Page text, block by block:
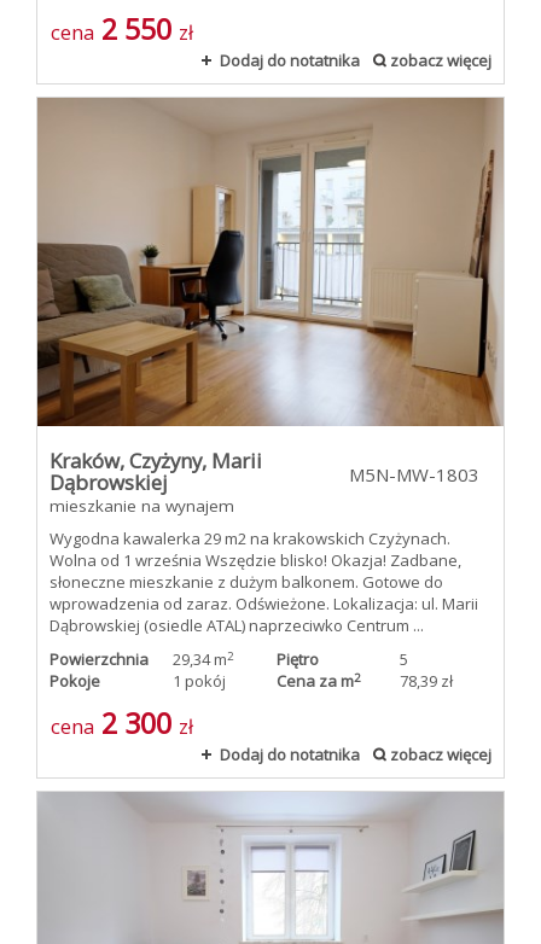
cena 2 550 zł
Dodaj do notatnika zobacz więcej
Kraków,Czyżyny, Marii
Dąbrowskiej
mieszkanie na wynajem
M5N-MW-1803
Wygodna kawalerka 29 m2 na krakowskich Czyżynach.
Wolna od 1 września Wszędzie blisko! Okazja! Zadbane,
słoneczne mieszkanie z dużym balkonem. Gotowe do
wprowadzenia od zaraz. Odświeżone. Lokalizacja: ul. Marii
Dąbrowskiej (osiedle ATAL) naprzeciwko Centrum ...
Powierzchnia
29,34 m2 Piętro
5
Pokoje
1 pokój Cena za m2 78,39 zł
cena 2 300 zł
Dodaj do notatnika zobacz więcej